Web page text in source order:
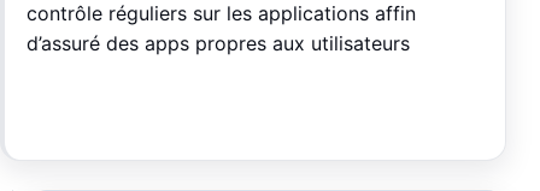
contrôle réguliers sur les applications affin
d’assuré des apps propres aux utilisateurs